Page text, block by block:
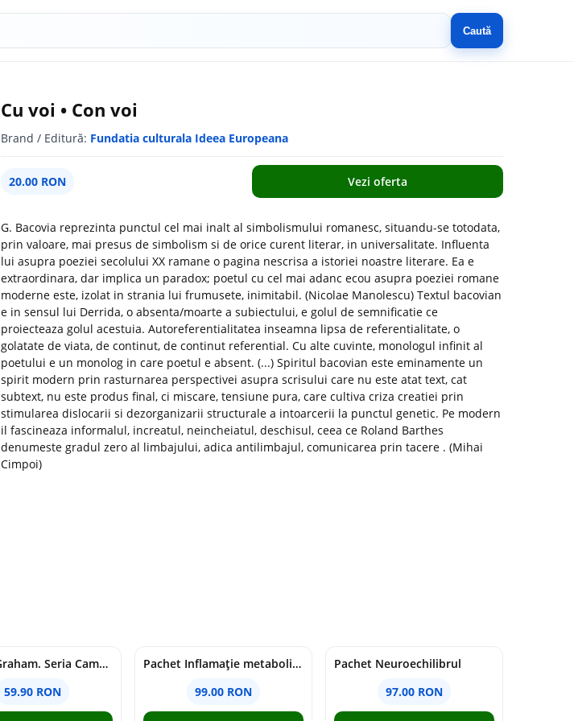
Caută
Cu voi • Con voi
Brand / Editură: Fundatia culturala Ideea Europeana
20.00 RON Vezi oferta
G. Bacovia reprezinta punctul cel mai inalt al simbolismului romanesc, situandu-se totodata,
prin valoare, mai presus de simbolism si de orice curent literar, in universalitate. Influenta
lui asupra poeziei secolului XX ramane o pagina nescrisa a istoriei noastre literare. Ea e
extraordinara, dar implica un paradox; poetul cu cel mai adanc ecou asupra poeziei romane
moderne este, izolat in strania lui frumusete, inimitabil. (Nicolae Manolescu) Textul bacovian
e in sensul lui Derrida, o absenta/moarte a subiectului, e golul de semnificatie ce
proiecteaza golul acestuia. Autoreferentialitatea inseamna lipsa de referentialitate, o
golatate de viata, de continut, de continut referential. Cu alte cuvinte, monologul infinit al
poetului e un monolog in care poetul e absent. (...) Spiritul bacovian este eminamente un
spirit modern prin rasturnarea perspectivei asupra scrisului care nu este atat text, cat
subtext, nu este produs final, ci miscare, tensiune pura, care cultiva criza creatiei prin
stimularea dislocarii si dezorganizarii structurale a intoarcerii la punctul genetic. Pe modern
il fascineaza informalul, increatul, neincheiatul, deschisul, ceea ce Roland Barthes
denumeste gradul zero al limbajului, adica antilimbajul, comunicarea prin tacere . (Mihai
Cimpoi)
Efectul Graham. Seria Campus Diaries Vol.1
59.90 RON
Pachet Inflamație metabolism și creier
99.00 RON
Pachet Neuroechilibrul
97.00 RON